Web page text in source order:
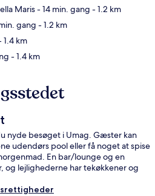
Maris- 14 min. gang - 1.2 km
gang - 1.2 km
1.4 km
- 1.4 km
nyde besøget i Umag. Gæster kan
udendørs pool eller få noget at spise
En bar/lounge og en
og lejlighederne har tekøkkener og